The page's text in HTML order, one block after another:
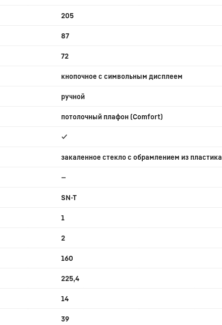
205
87
72
кнопочное с символьным дисплеем
ручной
потолочный плафон (Comfort)
✔
закаленное стекло с обрамлением из пластика
—
SN-T
1
2
160
225,4
14
39